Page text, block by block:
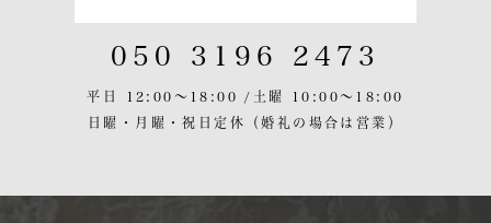
050 3196 2473
平日 12:00〜18:00 / 土曜 10:00〜18:00
日曜・月曜・祝日定休
（婚礼の場合は営業）